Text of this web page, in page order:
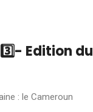
Edition du
: le Cameroun